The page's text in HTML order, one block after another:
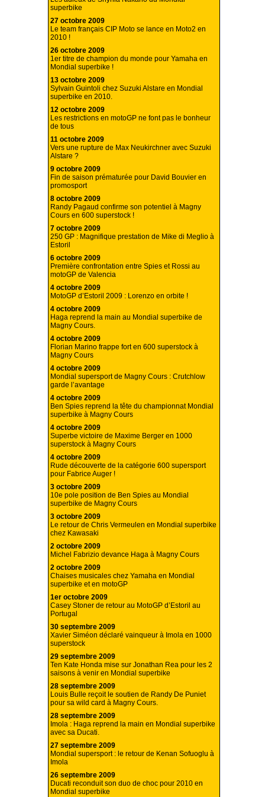
superbike
27 octobre 2009
Le team français CIP Moto se lance en Moto2 en
2010 !
26 octobre 2009
1er titre de champion du monde pour Yamaha en
Mondial superbike !
13 octobre 2009
Sylvain Guintoli chez Suzuki Alstare en Mondial
superbike en 2010.
12 octobre 2009
Les restrictions en motoGP ne font pas le bonheur
de tous
11 octobre 2009
Vers une rupture de Max Neukirchner avec Suzuki
Alstare ?
9 octobre 2009
Fin de saison prématurée pour David Bouvier en
promosport
8 octobre 2009
Randy Pagaud confirme son potentiel à Magny
Cours en 600 superstock !
7 octobre 2009
250 GP : Magnifique prestation de Mike di Meglio à
Estoril
6 octobre 2009
Première confrontation entre Spies et Rossi au
motoGP de Valencia
4 octobre 2009
MotoGP d’Estoril 2009 : Lorenzo en orbite !
4 octobre 2009
Haga reprend la main au Mondial superbike de
Magny Cours.
4 octobre 2009
Florian Marino frappe fort en 600 superstock à
Magny Cours
4 octobre 2009
Mondial supersport de Magny Cours : Crutchlow
garde l’avantage
4 octobre 2009
Ben Spies reprend la tête du championnat Mondial
superbike à Magny Cours
4 octobre 2009
Superbe victoire de Maxime Berger en 1000
superstock à Magny Cours
4 octobre 2009
Rude découverte de la catégorie 600 supersport
pour Fabrice Auger !
3 octobre 2009
10e pole position de Ben Spies au Mondial
superbike de Magny Cours
3 octobre 2009
Le retour de Chris Vermeulen en Mondial superbike
chez Kawasaki
2 octobre 2009
Michel Fabrizio devance Haga à Magny Cours
2 octobre 2009
Chaises musicales chez Yamaha en Mondial
superbike et en motoGP
1er octobre 2009
Casey Stoner de retour au MotoGP d’Estoril au
Portugal
30 septembre 2009
Xavier Siméon déclaré vainqueur à Imola en 1000
superstock
29 septembre 2009
Ten Kate Honda mise sur Jonathan Rea pour les 2
saisons à venir en Mondial superbike
28 septembre 2009
Louis Bulle reçoit le soutien de Randy De Puniet
pour sa wild card à Magny Cours.
28 septembre 2009
Imola : Haga reprend la main en Mondial superbike
avec sa Ducati.
27 septembre 2009
Mondial supersport : le retour de Kenan Sofuoglu à
Imola
26 septembre 2009
Ducati reconduit son duo de choc pour 2010 en
Mondial superbike